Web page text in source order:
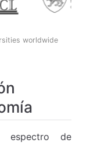
worldwide
espectro de